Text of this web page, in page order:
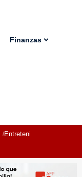
Finanzas
Entretenimiento